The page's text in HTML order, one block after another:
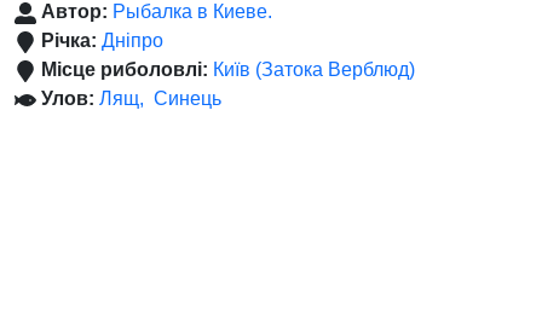
Автор: Рыбалка в Киеве.
Річка: Дніпро
Місце риболовлі: Київ (Затока Верблюд)
Улов: Лящ Синець